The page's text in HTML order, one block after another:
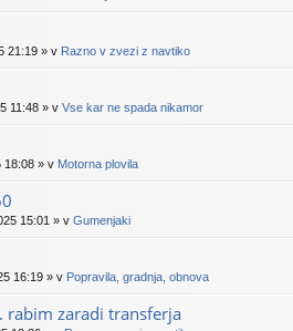
21:19 » v Razno v zvezi z navtiko
11:48 » v Vse kar ne spada nikamor
18:08 » v Motorna plovila
15:01 » v Gumenjaki
16:19 » v Popravila, gradnja, obnova
rabim zaradi transferja